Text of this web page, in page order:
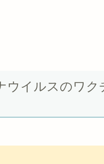
ウイルスのワク